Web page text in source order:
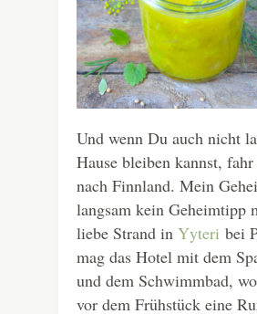
Und wenn Du auch nicht
Hause bleiben kannst,
nach Finnland. Mein
langsam kein Geheimtipp
liebe Strand in Yyteri bei
mag das Hotel mit dem
und dem Schwimmbad,
vor dem Frühstück eine